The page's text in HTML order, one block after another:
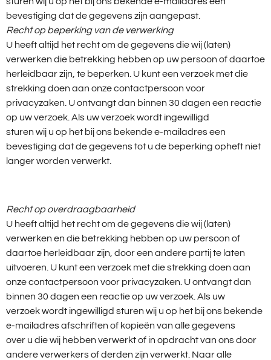
bevestiging dat de gegevens zijn aangepast.
Recht op beperking van de verwerking
U heeft altijd het recht om de gegevens die wij (laten)
verwerken die betrekking hebben op uw persoon of daartoe
herleidbaar zijn, te beperken. U kunt een verzoek met die
strekking doen aan onze contactpersoon voor
privacyzaken. U ontvangt dan binnen 30 dagen een reactie
op uw verzoek. Als uw verzoek wordt ingewilligd
sturen wij u op het bij ons bekende e-mailadres een
bevestiging dat de gegevens tot u de beperking opheft niet
langer worden verwerkt.
Recht op overdraagbaarheid
U heeft altijd het recht om de gegevens die wij (laten)
verwerken en die betrekking hebben op uw persoon of
daartoe herleidbaar zijn, door een andere partij te laten
uitvoeren. U kunt een verzoek met die strekking doen aan
onze contactpersoon voor privacyzaken. U ontvangt dan
binnen 30 dagen een reactie op uw verzoek. Als uw
verzoek wordt ingewilligd sturen wij u op het bij ons bekende
e-mailadres afschriften of kopieën van alle gegevens
over u die wij hebben verwerkt of in opdracht van ons door
andere verwerkers of derden zijn verwerkt. Naar alle